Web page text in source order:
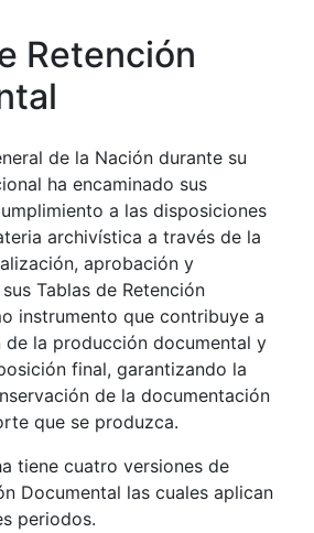
Retención
de la Nación durante su
ha encaminado sus
a las disposiciones
archivística a través de la
aprobación y
Tablas de Retención
instrumento que contribuye a
de la producción documental y
final, garantizando la
de la documentación
que se produzca.
tiene cuatro versiones de
Documental las cuales aplican
periodos.